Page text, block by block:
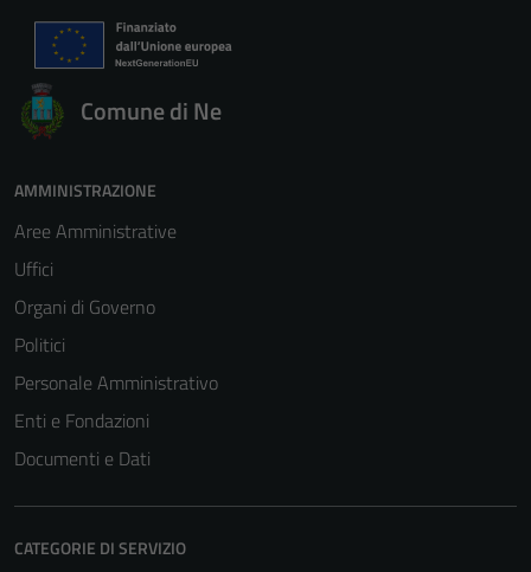
Comune di Ne
AMMINISTRAZIONE
Aree Amministrative
Uffici
Organi di Governo
Politici
Personale Amministrativo
Enti e Fondazioni
Documenti e Dati
CATEGORIE DI SERVIZIO